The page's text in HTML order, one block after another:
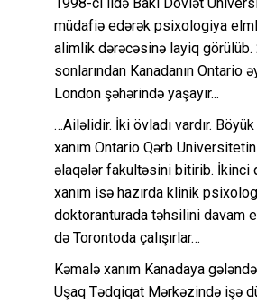
müdafiə edərək psixologiya
alimlik dərəcəsinə layiq
sonlarından Kanadanın Ontario
London şəhərində yaşayır...
…Ailəlidir. İki övladı vardır. Böyük
xanım Ontario Qərb
əlaqələr fakultəsini bitirib. İkinci
xanım isə hazırda klinik
doktoranturada təhsilini davam
də Torontoda çalışırlar…
Kəmalə xanım Kanadaya
Uşaq Tədqiqat Mərkəzində işə